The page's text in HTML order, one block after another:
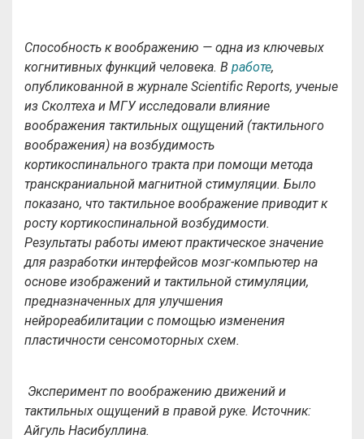
Способность к воображению — одна из ключевых
когнитивных функций человека. В работе,
опубликованной в журнале Scientific Reports, ученые
из Сколтеха и МГУ исследовали влияние
воображения тактильных ощущений (тактильного
воображения) на возбудимость
кортикоспинального тракта при помощи метода
транскраниальной магнитной стимуляции. Было
показано, что тактильное воображение приводит к
росту кортикоспинальной возбудимости.
Результаты работы имеют практическое значение
для разработки интерфейсов мозг-компьютер на
основе изображений и тактильной стимуляции,
предназначенных для улучшения
нейрореабилитации с помощью изменения
пластичности сенсомоторных схем.
Эксперимент по воображению движений и
тактильных ощущений в правой руке. Источник:
Айгуль Насибуллина.